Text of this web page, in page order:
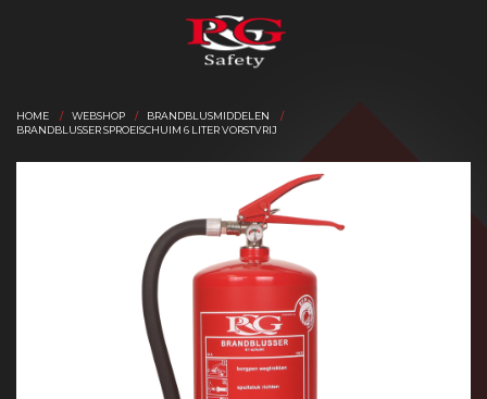
HOME WEBSHOP
BRANDBLUSMIDDELEN
BRANDBLUSSER SPROEISCHUIM 6 LITER VORSTVRIJ